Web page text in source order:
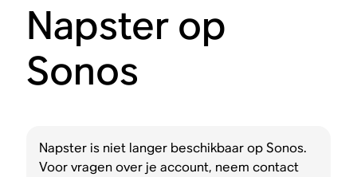
Napster op
Sonos
Napster is niet langer beschikbaar op Sonos.
Voor vragen over je account, neem contact